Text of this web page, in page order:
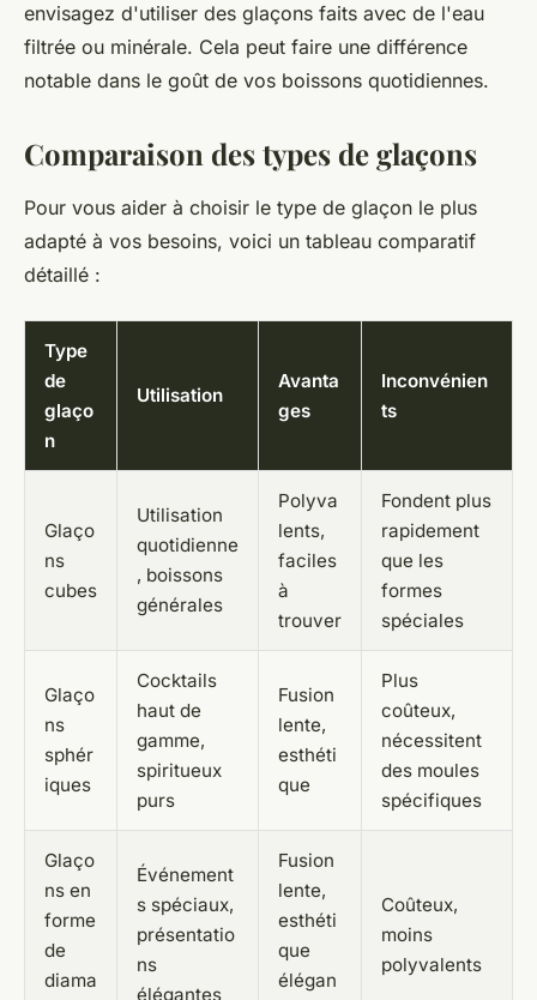
envisagez d'utiliser des glaçons faits avec de l'eau
filtrée ou minérale. Cela peut faire une différence
notable dans le goût de vos boissons quotidiennes.
Comparaison des types de glaçons
Pour vous aider à choisir le type de glaçon le plus
adapté à vos besoins, voici un tableau comparatif
détaillé :
Type
de
glaço
n
Utilisation
Avanta
ges
Inconvénien
ts
Glaço
ns
cubes
Utilisation
quotidienne
, boissons
générales
Polyva
lents,
faciles
à
trouver
Fondent plus
rapidement
que les
formes
spéciales
Glaço
ns
sphér
iques
Cocktails
haut de
gamme,
spiritueux
purs
Fusion
lente,
esthéti
que
Plus
coûteux,
nécessitent
des moules
spécifiques
Glaço
ns en
forme
de
diama
Événement
s spéciaux,
présentatio
ns
élégantes
Fusion
lente,
esthéti
que
élégan
Coûteux,
moins
polyvalents